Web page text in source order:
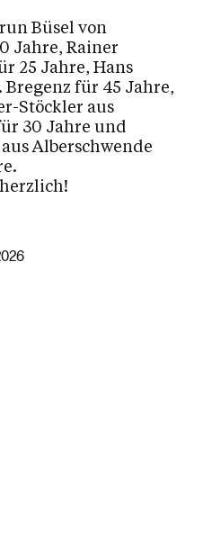
Büsel von
Jahre, Rainer
25 Jahre, Hans
Bregenz für 45 Jahre,
Stöckler aus
30 Jahre und
Alberschwende